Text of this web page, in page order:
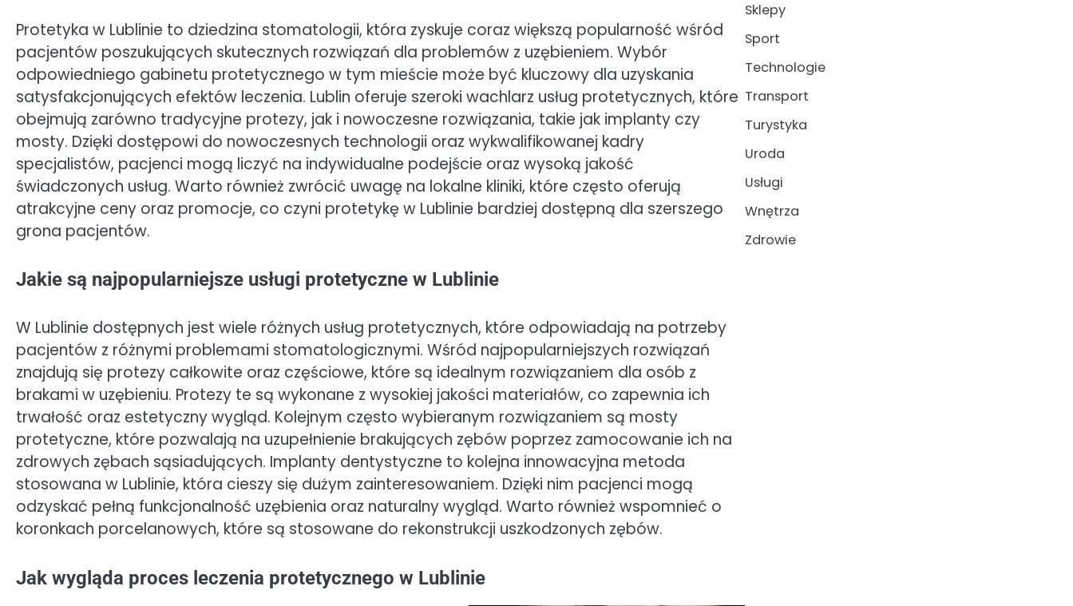
Protetyka w Lublinie to dziedzina stomatologii, która zyskuje coraz większą popularność wśród
pacjentów poszukujących skutecznych rozwiązań dla problemów z uzębieniem. Wybór
odpowiedniego gabinetu protetycznego w tym mieście może być kluczowy dla uzyskania
satysfakcjonujących efektów leczenia. Lublin oferuje szeroki wachlarz usług protetycznych, które
obejmują zarówno tradycyjne protezy, jak i nowoczesne rozwiązania, takie jak implanty czy
mosty. Dzięki dostępowi do nowoczesnych technologii oraz wykwalifikowanej kadry
specjalistów, pacjenci mogą liczyć na indywidualne podejście oraz wysoką jakość
świadczonych usług. Warto również zwrócić uwagę na lokalne kliniki, które często oferują
atrakcyjne ceny oraz promocje, co czyni protetykę w Lublinie bardziej dostępną dla szerszego
grona pacjentów.
Jakie są najpopularniejsze usługi protetyczne w Lublinie
W Lublinie dostępnych jest wiele różnych usług protetycznych, które odpowiadają na potrzeby
pacjentów z różnymi problemami stomatologicznymi. Wśród najpopularniejszych rozwiązań
znajdują się protezy całkowite oraz częściowe, które są idealnym rozwiązaniem dla osób z
brakami w uzębieniu. Protezy te są wykonane z wysokiej jakości materiałów, co zapewnia ich
trwałość oraz estetyczny wygląd. Kolejnym często wybieranym rozwiązaniem są mosty
protetyczne, które pozwalają na uzupełnienie brakujących zębów poprzez zamocowanie ich na
zdrowych zębach sąsiadujących. Implanty dentystyczne to kolejna innowacyjna metoda
stosowana w Lublinie, która cieszy się dużym zainteresowaniem. Dzięki nim pacjenci mogą
odzyskać pełną funkcjonalność uzębienia oraz naturalny wygląd. Warto również wspomnieć o
koronkach porcelanowych, które są stosowane do rekonstrukcji uszkodzonych zębów.
Jak wygląda proces leczenia protetycznego w Lublinie
Sklepy
Sport
Technologie
Transport
Turystyka
Uroda
Usługi
Wnętrza
Zdrowie